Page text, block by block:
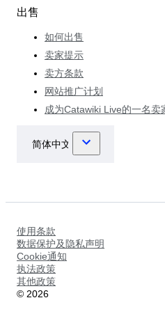
出售
如何出售
卖家提示
卖方条款
网站推广计划
成为Catawiki Live的一名卖
使用条款
数据保护及隐私声明
Cookie通知
执法政策
其他政策
© 2026